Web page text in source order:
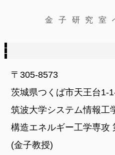
金子研究室
〒305-8573
茨城県つくば市天王台1-
筑波大学システム情報工
構造エネルギー工学専
(金子教授)